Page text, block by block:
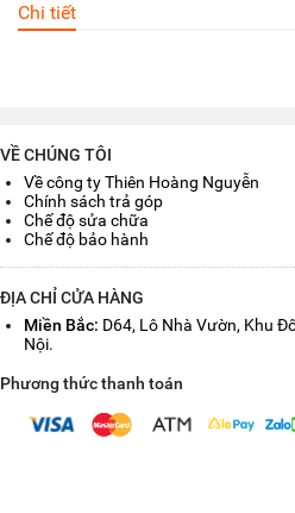
Chi tiết
VỀ CHÚNG TÔI
Về công ty Thiên Hoàng Nguyễn
Chính sách trả góp
Chế độ sửa chữa
Chế độ bảo hành
ĐỊA CHỈ CỬA HÀNG
Miền Bắc: D64, Lô Nhà Vườn, Khu
Nội.
Phương thức thanh toán